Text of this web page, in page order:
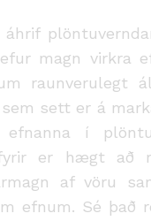
magn virkra
raunverulegt
sett er á
í
er hægt að
af vöru
efnum. Sé það